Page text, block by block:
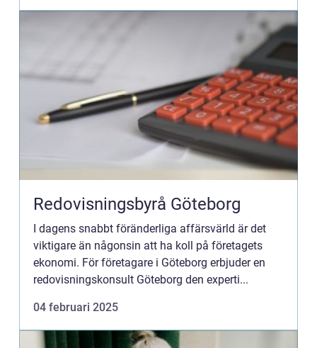
Redovisningsbyrå Göteborg
I dagens snabbt föränderliga affärsvärld är det
viktigare än någonsin att ha koll på företagets
ekonomi. För företagare i Göteborg erbjuder en
redovisningskonsult Göteborg den experti...
04 februari 2025